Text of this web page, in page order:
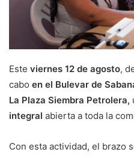
Este viernes 12 de agosto,
cabo en el Bulevar de
La Plaza Siembra Petrolera,
integral abierta a toda la
Con esta actividad, el brazo